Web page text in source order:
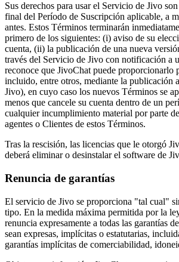
Sus derechos para usar el Servicio de Jivo
final del Período de Suscripción aplicable, a
antes. Estos Términos terminarán
primero de los siguientes: (i) aviso de su
cuenta, (ii) la publicación de una nueva
través del Servicio de Jivo con notificación a
reconoce que JivoChat puede proporcionarlo
incluido, entre otros, mediante la publicación
Jivo), en cuyo caso los nuevos Términos se
menos que cancele su cuenta dentro de un
cualquier incumplimiento material por parte
agentes o Clientes de estos Términos.
Tras la rescisión, las licencias que le otorgó
deberá eliminar o desinstalar el software de
Renuncia de garantías
El servicio de Jivo se proporciona "tal cual"
tipo. En la medida máxima permitida por la
renuncia expresamente a todas las garantías
sean expresas, implícitas o estatutarias,
garantías implícitas de comerciabilidad,